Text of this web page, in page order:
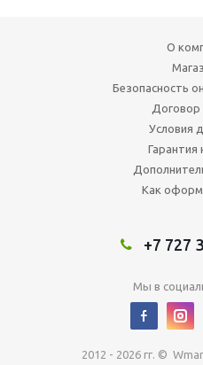
О
Безопасность
Условия
Гарантия
Как
+7 727
Мы в
2012 - 2026 гг. ©